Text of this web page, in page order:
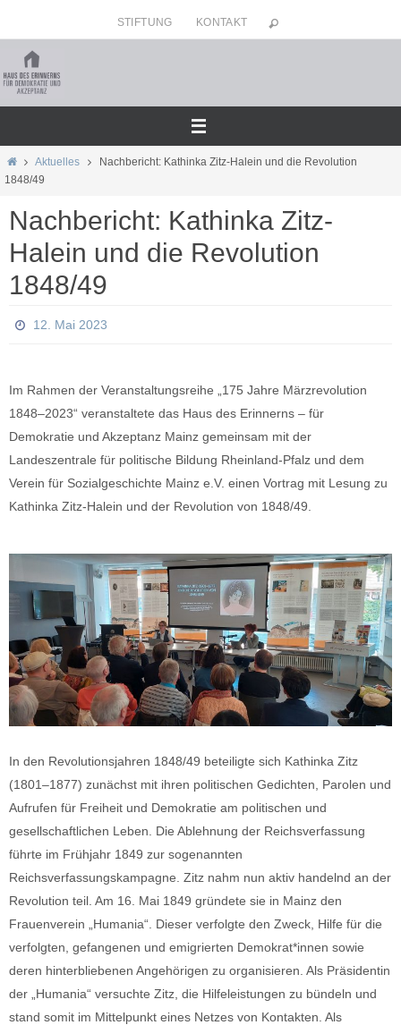
Inhalt
springen
STIFTUNG KONTAKT
HomeAktuelles
Nachbericht: Kathinka Zitz-Halein und die Revolution
1848/49
Nachbericht: Kathinka Zitz-
Halein und die Revolution
1848/49
12. Mai 2023
Im Rahmen der Veranstaltungsreihe „175 Jahre Märzrevolution
1848–2023“ veranstaltete das Haus des Erinnerns – für
Demokratie und Akzeptanz Mainz gemeinsam mit der
Landeszentrale für politische Bildung Rheinland-Pfalz und dem
Verein für Sozialgeschichte Mainz e.V. einen Vortrag mit Lesung zu
Kathinka Zitz-Halein und der Revolution von 1848/49.
In den Revolutionsjahren 1848/49 beteiligte sich Kathinka Zitz
(1801–1877) zunächst mit ihren politischen Gedichten, Parolen und
Aufrufen für Freiheit und Demokratie am politischen und
gesellschaftlichen Leben. Die Ablehnung der Reichsverfassung
führte im Frühjahr 1849 zur sogenannten
Reichsverfassungskampagne. Zitz nahm nun aktiv handelnd an der
Revolution teil. Am 16. Mai 1849 gründete sie in Mainz den
Frauenverein „Humania“. Dieser verfolgte den Zweck, Hilfe für die
verfolgten, gefangenen und emigrierten Demokrat*innen sowie
deren hinterbliebenen Angehörigen zu organisieren. Als Präsidentin
der „Humania“ versuchte Zitz, die Hilfeleistungen zu bündeln und
stand somit im Mittelpunkt eines Netzes von Kontakten. Als